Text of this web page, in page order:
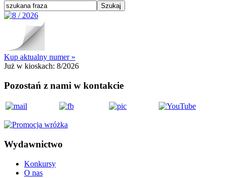
Kup aktualny numer »
Już w kioskach: 8/2026
Pozostań z nami w kontakcie
Wydawnictwo
Konkursy
O nas